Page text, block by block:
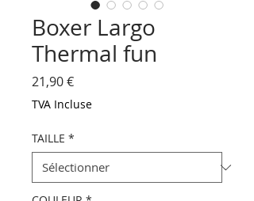
Boxer Largo
Thermal fun
21,90 €Prix
TVA Incluse
TAILLE *